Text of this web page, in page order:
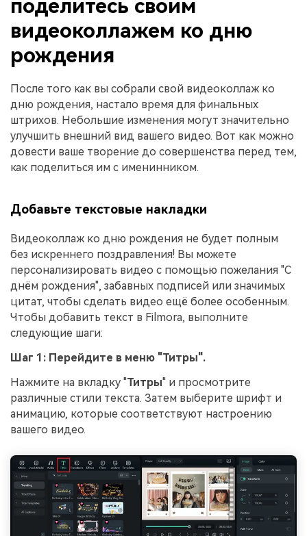
поделитесь своим
видеоколлажем ко дню
рождения
После того как вы собрали свой видеоколлаж ко
дню рождения, настало время для финальных
штрихов. Небольшие изменения могут значительно
улучшить внешний вид вашего видео. Вот как можно
довести ваше творение до совершенства перед тем,
как поделиться им с именинником.
Добавьте текстовые накладки
Видеоколлаж ко дню рождения не будет полным
без искреннего поздравления! Вы можете
персонализировать видео с помощью пожелания "С
днём рождения", забавных подписей или значимых
цитат, чтобы сделать видео ещё более особенным.
Чтобы добавить текст в Filmora, выполните
следующие шаги:
Шаг 1: Перейдите в меню "Титры".
Нажмите на вкладку "Титры" и просмотрите
различные стили текста. Затем выберите шрифт и
анимацию, которые соответствуют настроению
вашего видео.